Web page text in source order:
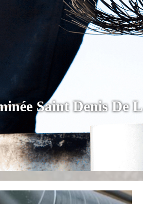
Saint Denis De